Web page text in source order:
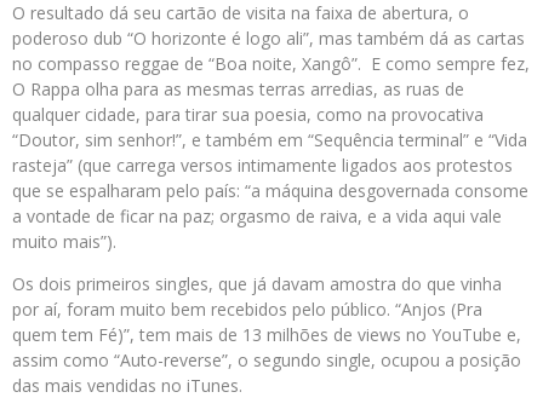
O resultado dá seu cartão de visita na faixa de abertura, o
poderoso dub “O horizonte é logo ali”, mas também dá as cartas
no compasso reggae de “Boa noite, Xangô”. E como sempre fez,
O Rappa olha para as mesmas terras arredias, as ruas de
qualquer cidade, para tirar sua poesia, como na provocativa
“Doutor, sim senhor!”, e também em “Sequência terminal” e “Vida
rasteja” (que carrega versos intimamente ligados aos protestos
que se espalharam pelo país: “a máquina desgovernada consome
a vontade de ficar na paz; orgasmo de raiva, e a vida aqui vale
muito mais”).
Os dois primeiros singles, que já davam amostra do que vinha
por aí, foram muito bem recebidos pelo público. “Anjos (Pra
quem tem Fé)”, tem mais de 13 milhões de views no YouTube e,
assim como “Auto-reverse”, o segundo single, ocupou a posição
das mais vendidas no iTunes.